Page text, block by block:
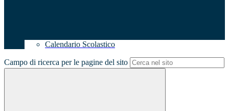
Calendario Scolastico
Campo di ricerca per le pagine del sito